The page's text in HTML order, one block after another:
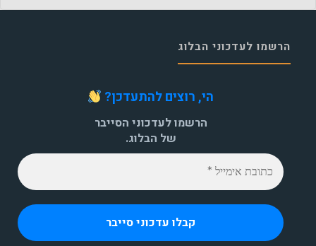
הרשמו לעדכוני הבלוג
הי, רוצים להתעדכן?
הרשמו לעדכוני הסייבר
של הבלוג.